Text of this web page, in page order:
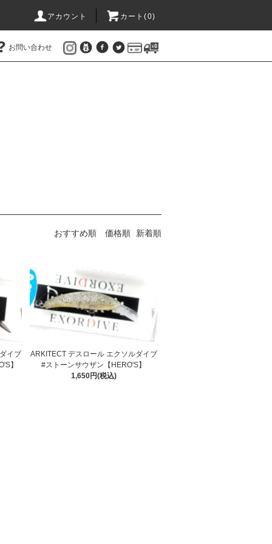
アカウント カート(0)
お問い合わせ
おすすめ順 価格順 新着順
イブ
】
ARKITECT デスロール エクソルダイブ
#ストーンサウザン【HERO'S】
1,650円(税込)